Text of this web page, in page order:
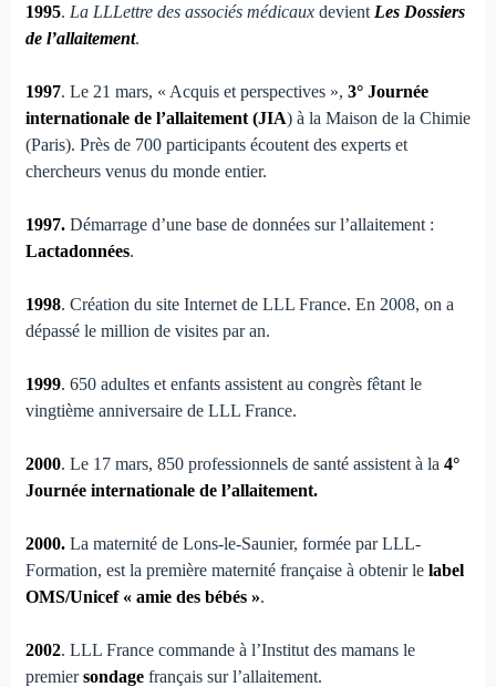
1995. La LLLettre des associés médicauxdevient Les Dossiers
de l’allaitement.
1997. Le 21 mars, « Acquis et perspectives », 3° Journée
internationale de l’allaitement (JIA) à la Maison de la Chimie
(Paris). Près de 700 participants écoutent des experts et
chercheurs venus du monde entier.
1997.Démarrage d’une base de données sur l’allaitement :
Lactadonnées.
1998. Création du site Internet de LLL France. En 2008, on a
dépassé le million de visites par an.
1999. 650 adultes et enfants assistent au congrès fêtant le
vingtième anniversaire de LLL France.
2000. Le 17 mars, 850 professionnels de santé assistent à la 4°
Journée internationale de l’allaitement.
2000.La maternité de Lons-le-Saunier, formée par LLL-
Formation, est la première maternité française à obtenir le label
OMS/Unicef « amie des bébés ».
2002. LLL France commande à l’Institut des mamans le
premiersondagefrançais sur l’allaitement.